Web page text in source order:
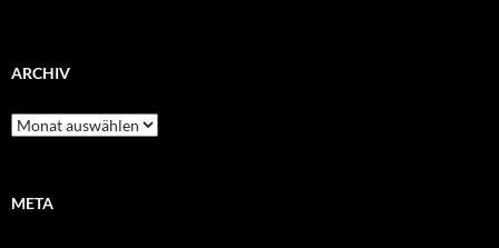
ARCHIV
Archiv
META